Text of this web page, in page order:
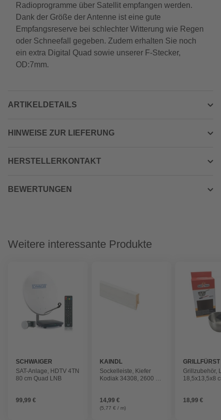
Radioprogramme über Satellit empfangen werden.
Dank der Größe der Antenne ist eine gute
Empfangsreserve bei schlechter Witterung wie Regen
oder Schneefall gegeben. Zudem erhalten Sie noch
ein extra Digital Quad sowie unserer F-Stecker,
OD:7mm.
ARTIKELDETAILS
HINWEISE ZUR LIEFERUNG
HERSTELLERKONTAKT
BEWERTUNGEN
Weitere interessante Produkte
SCHWAIGER
SAT-Anlage, HDTV 4TN
80 cm Quad LNB
99,99 €
KAINDL
Sockelleiste, Kiefer
Kodiak 34308, 2600 x
14,99 €
(5,77 € / m)
GRILLFÜRST
Grillzubehör,
18,5x13,5x8
18,99 €